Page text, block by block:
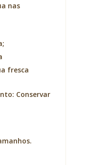
nas
fresca
Conservar